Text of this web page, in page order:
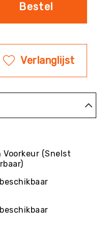
Bestel
Verlanglijst
Voorkeur (Snelst